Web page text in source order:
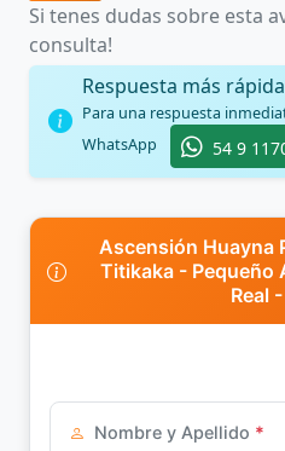
Si tenes dudas sobre esta
consulta!
Respuesta más
Para una respuesta
WhatsApp
54 9
Ascensión Huayna
Titikaka - Pequeño
Real
Nombre y Apellido *